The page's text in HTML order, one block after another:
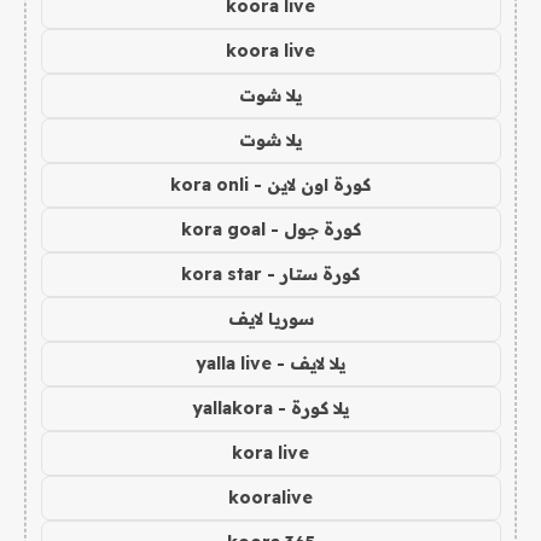
koora live
koora live
يلا شوت
يلا شوت
كورة اون لاين - kora onli
كورة جول - kora goal
كورة ستار - kora star
سوريا لايف
يلا لايف - yalla live
يلا كورة - yallakora
kora live
kooralive